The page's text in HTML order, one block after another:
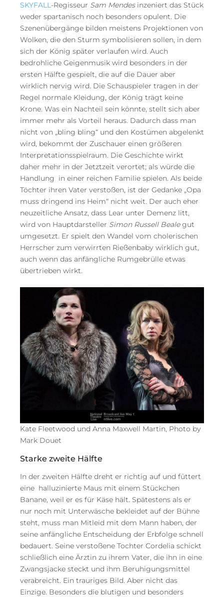
SKYFALL-Regisseur Sam Mendesinzeniert das Stück
weder spartanisch noch besonders opulent. Die
Szenenübergänge bilden meistens Projektionen von
Wolken, die den Sturm symbolisieren sollen, in dem
sich der König später verlaufen wird. Auch
bedrohliche Geigenmusik wird besonders in der
ersten Hälfte gespielt, die auf die Dauer aber
wirklich nervig wird. Die Schauspieler tragen in der
Regel normale Kleidung, der König trägt keine
Krone. Was ein Nachteil sein könnte, stellt sich aber
immer mehr als Vorteil heraus. Dadurch dass man
nicht von „bling bling“ und den Kostümen abgelenkt
wird, bekommt der Zuschauer einen größeren
Interpretationsspielraum. Die Geschichte wirkt
daher mehr in der Jetztzeit verortet; als würde die
Handlung in einer reichen Familie spielen. Als beide
Töchter ihren Vater verstoßen, ist der Gedanke „Opa
muss dringend ins Heim“ nicht weit. Der auch eher
neuzeitliche Ansatz, dass Lear unter Demenz litt,
wird von Hauptdarsteller Simon Russell Bealegut
umgesetzt. Er spielt den Wandel vom cholerischen
Herrscher zum verwirrten Rießenbaby wirklich gut,
auch wenn das anfängliche Rumgebrülle etwas
übertrieben wirkt.
Kate Fleetwood und Anna Maxwell Martin, Photo by
Mark Douet
Starke zweite Hälfte
In der zweiten Hälfte dreht er richtig auf und füttert
eine halluzinierte Maus mit einem Stückchen
Banane, weil er es für Käse hält. Spätestens als er
nur noch mit Unterwäsche bekleidet auf der Bühne
steht, muss man Mitleid mit dem Mann haben, der
seine anfängliche Entscheidung der Erbfolge schnell
bedauert. Seine verstoßene Tochter Cordelia schickt
schließlich eine Ärztin zu ihrem Vater, die ihn in eine
Zwangsjacke steckt und ihm Beruhigungsmittel
verabreicht. Ein trauriges Bild. Aber nicht das
Einzige. Besonders die blutigen und besonders